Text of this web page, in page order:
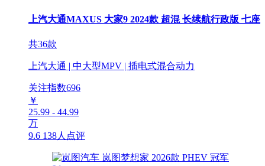
上汽大通MAXUS 大家9 2024款 超混 长续航行政版 七座
共36款
上汽大通 | 中大型MPV | 插电式混合动力
关注指数696
￥
25.99 - 44.99
万
9.6 138人点评